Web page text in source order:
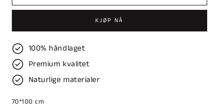
KJØP NÅ
100% håndlaget
Premium kvalitet
Naturlige materialer
70*100 cm